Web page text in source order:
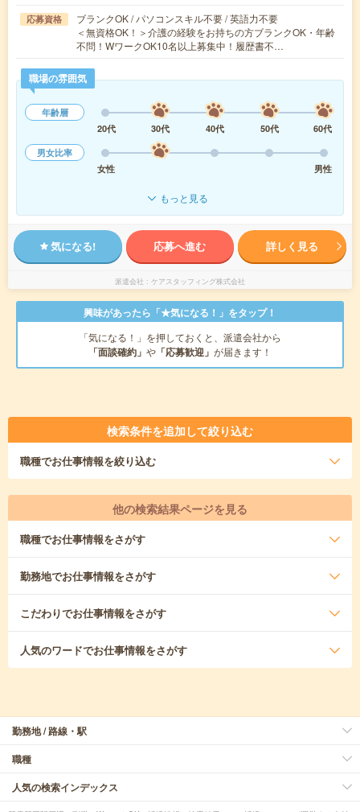
応募資格
ブランクOK / パソコンスキル不要 / 英語力不要
＜無資格OK！＞介護の経験をお持ちの方ブランクOK・年齢
不問！WワークOK10名以上募集中！履歴書不…
職場の雰囲気
年齢層
20代
30代 40代 50代
60代
男女比率
女性
男性
もっと見る
気になる! 応募へ進む 詳しく見る
派遣会社 ケアスタッフィング株式会社
興味があったら「★気になる！」をタップ！
「気になる！」を押しておくと、派遣会社から
「面談確約」 や 「応募歓迎」 が届きます！
検索条件を追加して絞り込む
職種でお仕事情報を絞り込む
他の検索結果ページを見る
職種でお仕事情報をさがす
勤務地でお仕事情報をさがす
こだわりでお仕事情報をさがす
人気のワードでお仕事情報をさがす
勤務地 / 路線・駅
職種
人気の検索インデックス